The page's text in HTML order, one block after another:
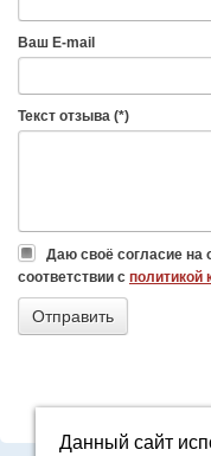
Ваш E-mail
Текст отзыва (*)
Даю своё согласие на
соответствии с политикой
Данный сайт